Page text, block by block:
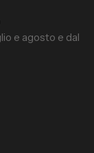
e agosto e dal